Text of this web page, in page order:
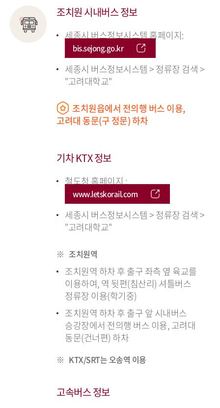
조치원 시내버스 정보
세종시 버스정보시스템 홈페이지:
bis.sejong.go.kr
세종시 버스정보시스템 > 정류장 검색 >
"고려대학교"
조치원읍에서 전의행 버스 이용,
고려대 동문(구 정문) 하차
기차 KTX 정보
철도청 홈페이지 :
www.letskorail.com
세종시 버스정보시스템 > 정류장 검색 >
"고려대학교"
조치원역
조치원역 하차 후 출구 좌측 옆 육교를
이용하여, 역 뒷편(침산리) 셔틀버스
정류장 이용(학기중)
조치원역 하차 후 출구 앞 시내버스
승강장에서 전의행 버스 이용, 고려대
동문(건너편) 하차
KTX/SRT는 오송역 이용
고속버스 정보